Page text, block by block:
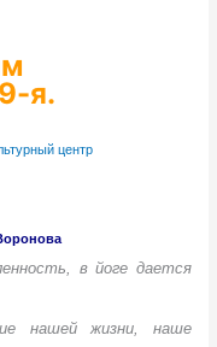
я.
центр
в йоге дается
нашей жизни, наше